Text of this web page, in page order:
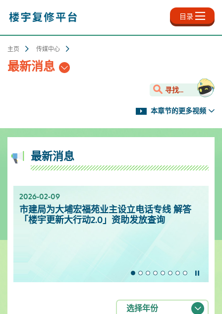
内
目录
主页 传媒中心
最新消息
寻找...
本章节的更多视频
最新消息
2026-02-09
市建局为大埔宏福苑业主设立电话专线 解答
「楼宇更新大行动2.0」资助发放查询
2025-11-18
新影片上架✨- 楼宇保养之道
2025-10-13
服务升级！楼宇复修资源中心延长开放时间
[周一至周日]
2025-09-30
「楼宇复修公司资料库」已於2025年9月更新
2025-06-27
「楼宇复修公司资料库」已於2025年6月更新
2025-03-25
「楼宇复修公司资料库」已於2025年3月更新
2025-01-10
市区更新电视特辑
2024-12-31
「楼宇复修公司资料库」已於2024年12月更新
选择年份